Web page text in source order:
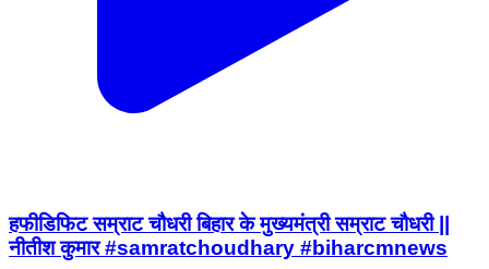
हफीडिफिट सम्राट चौधरी बिहार के मुख्यमंत्री सम्राट चौधरी ||
नीतीश कुमार #samratchoudhary #biharcmnews